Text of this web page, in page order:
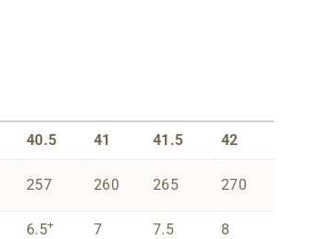
40.5 41 41.5 42
257 260 265 270
6.5+ 7 7.5 8